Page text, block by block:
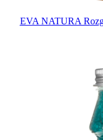
EVA NATURA